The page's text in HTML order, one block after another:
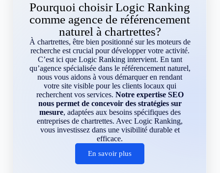
Pourquoi choisir Logic Ranking
comme agence de référencement
naturel à chartrettes?
À chartrettes, être bien positionné sur les moteurs de
recherche est crucial pour développer votre activité.
C’est ici que Logic Ranking intervient. En tant
qu’agence spécialisée dans le référencement naturel,
nous vous aidons à vous démarquer en rendant
votre site visible pour les clients locaux qui
recherchent vos services. Notre expertise SEO
nous permet de concevoir des stratégies sur
mesure, adaptées aux besoins spécifiques des
entreprises de chartrettes. Avec Logic Ranking,
vous investissez dans une visibilité durable et
efficace.
En savoir plus